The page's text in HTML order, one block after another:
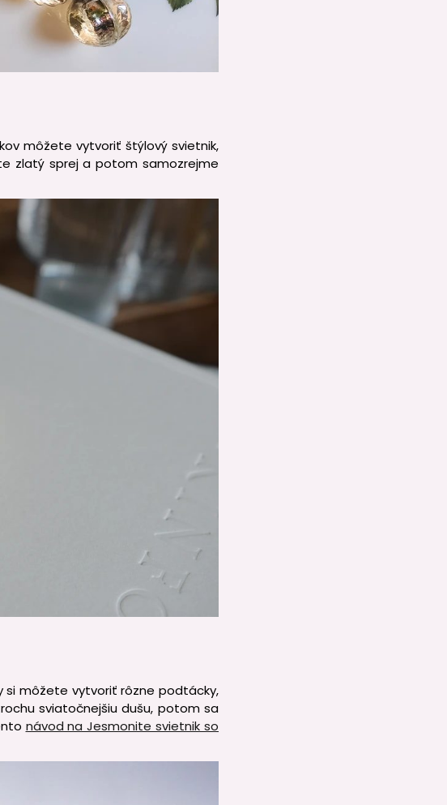
môžete vytvoriť štýlový svietnik,
zlatý sprej a potom samozrejme
si môžete vytvoriť rôzne podtácky,
sviatočnejšiu dušu, potom sa
návod na Jesmonite svietnik so